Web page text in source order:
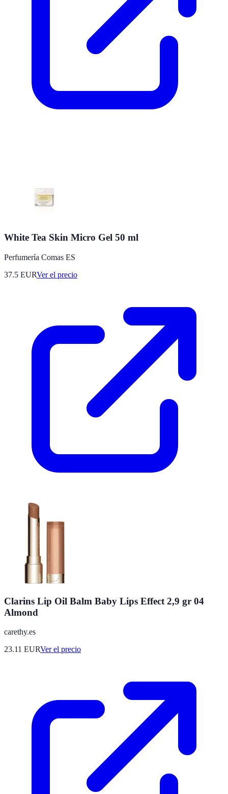
White Tea Skin Micro Gel 50 ml
Perfumería Comas ES
37.5 EURVer el precio
Clarins Lip Oil Balm Baby Lips Effect 2,9 gr 04
Almond
carethy.es
23.11 EURVer el precio